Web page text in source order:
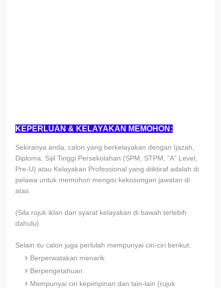
KEPERLUAN & KELAYAKAN MEMOHON:
Sekiranya anda, calon yang berkelayakan dengan Ijazah,
Diploma, Sijil Tinggi Persekolahan (SPM, STPM, “A” Level,
Pre-U) atau Kelayakan Professional yang diiktiraf adalah di
pelawa untuk memohon mengisi kekosongan jawatan di
atas.
(Sila rujuk iklan dan syarat kelayakan di bawah terlebih
dahulu)
Selain itu calon juga perlulah mempunyai ciri-ciri berikut:
Berperwatakan menarik
Berpengetahuan
Mempunyai ciri kepimpinan dan lain-lain (rujuk